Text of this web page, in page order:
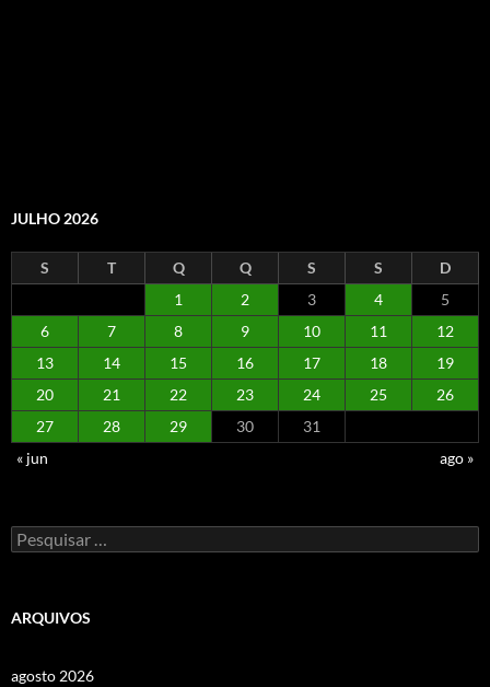
JULHO 2026
S T Q Q S S
D
1
2 3 4
5
6
7 8 9 10 11
12
13
14 15 16 17 18
19
20
21 22 23 24 25
26
27
28 29 30
31
« jun
ago »
Pesquisar
por:
ARQUIVOS
agosto 2026